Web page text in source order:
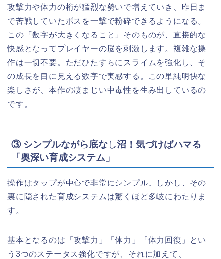
攻撃力や体力の桁が猛烈な勢いで増えていき、昨日ま
で苦戦していたボスを一撃で粉砕できるようになる。
この「数字が大きくなること」そのものが、直接的な
快感となってプレイヤーの脳を刺激します。複雑な操
作は一切不要。ただひたすらにスライムを強化し、そ
の成長を目に見える数字で実感する。この単純明快な
楽しさが、本作の凄まじい中毒性を生み出しているの
です。
③ シンプルながら底なし沼！気づけばハマる
「奥深い育成システム」
操作はタップが中心で非常にシンプル。しかし、その
裏に隠された育成システムは驚くほど多岐にわたりま
す。
基本となるのは「攻撃力」「体力」「体力回復」とい
う3つのステータス強化ですが、それに加えて、